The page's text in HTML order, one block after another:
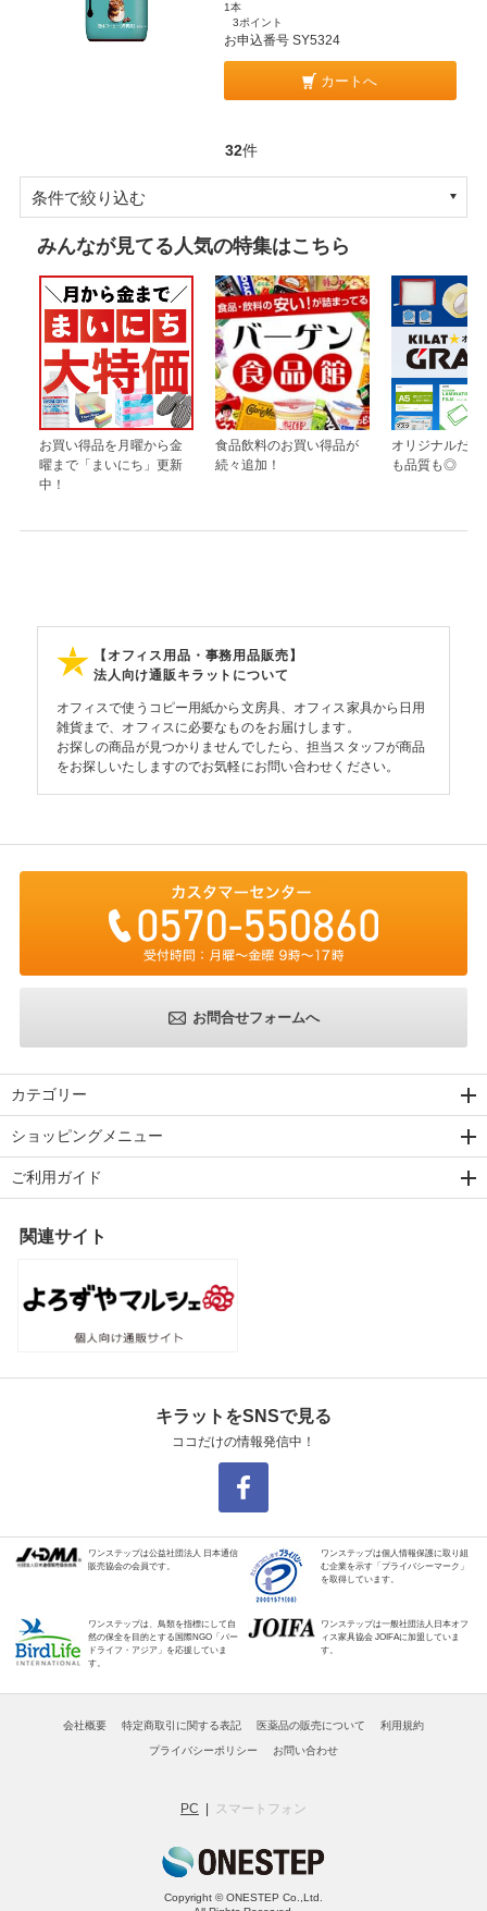
1本
3ポイント
お申込番号 SY5324
カートへ
32件
条件で絞り込む
みんなが見てる人気の特集はこちら
お買い得品を月曜から金
曜まで「まいにち」更新
中！
食品飲料のお買い得品が
続々追加！
オリジナルだか
も品質も◎
【オフィス用品・事務用品販売】
法人向け通販キラットについて
オフィスで使うコピー用紙から文房具、オフィス家具から日用
雑貨まで、オフィスに必要なものをお届けします。
お探しの商品が見つかりませんでしたら、担当スタッフが商品
をお探しいたしますのでお気軽にお問い合わせください。
お問合せフォームへ
カテゴリー
ショッピングメニュー
ご利用ガイド
関連サイト
キラットをSNSで見る
ココだけの情報発信中！
ワンステップは公益社団法人 日本通信
販売協会の会員です。
ワンステップは個人情報保護に取り組
む企業を示す「プライバシーマーク」
を取得しています。
ワンステップは、鳥類を指標にして自
然の保全を目的とする国際NGO「バー
ドライフ・アジア」を応援していま
す。
ワンステップは一般社団法人日本オフ
ィス家具協会 JOIFAに加盟していま
す。
会社概要 特定商取引に関する表記 医薬品の販売について 利用規約
プライバシーポリシー お問い合わせ
PC スマートフォン
Copyright © ONESTEP Co.,Ltd.